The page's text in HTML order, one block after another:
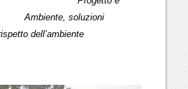
Ambiente, soluzioni
dell’ambiente